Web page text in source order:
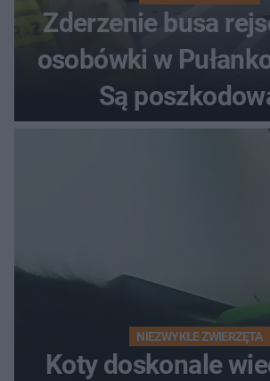
Zderzenie busa
osobówki w
Są
NIEZWYKŁE ZWIERZĘTA
Koty doskonale